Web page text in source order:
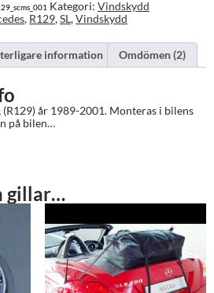
Kategori: Vindskydd
, R129,SL,Vindskydd
information Omdömen (2)
år 1989-2001. Monteras i bilens
på bilen…
gillar…